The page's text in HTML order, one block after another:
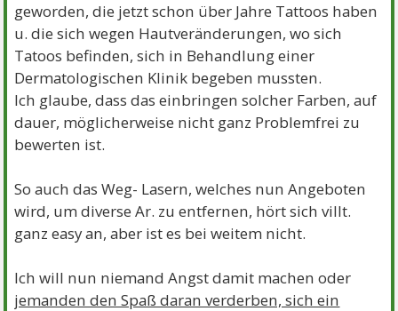
geworden, die jetzt schon über Jahre Tattoos haben
u. die sich wegen Hautveränderungen, wo sich
Tatoos befinden, sich in Behandlung einer
Dermatologischen Klinik begeben mussten.
Ich glaube, dass das einbringen solcher Farben, auf
dauer, möglicherweise nicht ganz Problemfrei zu
bewerten ist.
So auch das Weg- Lasern, welches nun Angeboten
wird, um diverse Ar. zu entfernen, hört sich villt.
ganz easy an, aber ist es bei weitem nicht.
Ich will nun niemand Angst damit machen oder
jemanden den Spaß daran verderben, sich ein